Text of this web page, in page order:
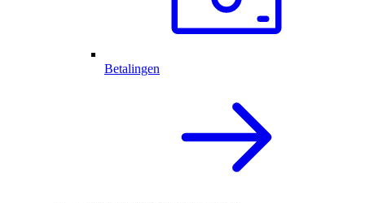
Betalingen